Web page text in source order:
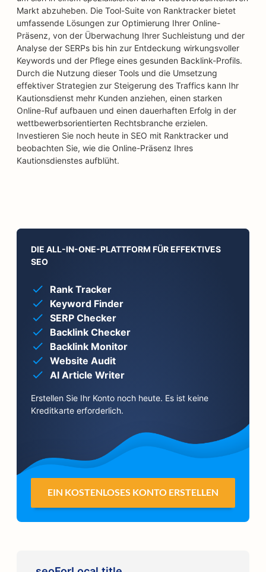
Markt abzuheben. Die Tool-Suite von Ranktracker bietet
umfassende Lösungen zur Optimierung Ihrer Online-
Präsenz, von der Überwachung Ihrer Suchleistung und der
Analyse der SERPs bis hin zur Entdeckung wirkungsvoller
Keywords und der Pflege eines gesunden Backlink-Profils.
Durch die Nutzung dieser Tools und die Umsetzung
effektiver Strategien zur Steigerung des Traffics kann Ihr
Kautionsdienst mehr Kunden anziehen, einen starken
Online-Ruf aufbauen und einen dauerhaften Erfolg in der
wettbewerbsorientierten Rechtsbranche erzielen.
Investieren Sie noch heute in SEO mit Ranktracker und
beobachten Sie, wie die Online-Präsenz Ihres
Kautionsdienstes aufblüht.
DIE ALL-IN-ONE-PLATTFORM FÜR EFFEKTIVES
SEO
Rank Tracker
Keyword Finder
SERP Checker
Backlink Checker
Backlink Monitor
Website Audit
AI Article Writer
Erstellen Sie Ihr Konto noch heute. Es ist keine
Kreditkarte erforderlich.
EIN KOSTENLOSES KONTO ERSTELLEN